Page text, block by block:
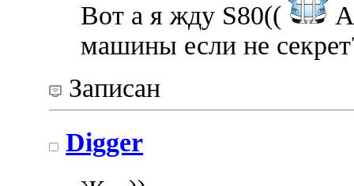
Вот а я жду S80((
машины если не
Записан
Digger